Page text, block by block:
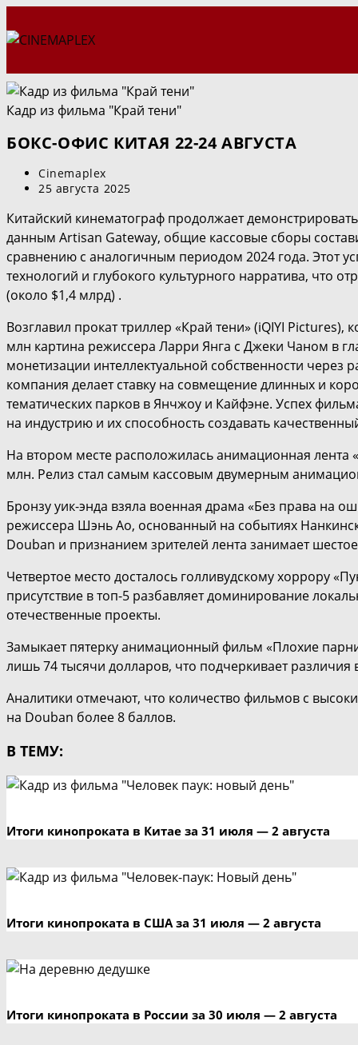
к
Кадр из фильма "Край тени"
БОКС-ОФИС КИТАЯ 22-24 АВГУСТА
Автор
записи:
Cinemaplex
Запись
25 августа 2025
Китайский кинематограф продолжает
данным Artisan Gateway, общие кассовые сборы
сравнению с аналогичным периодом 2024 года. Этот
технологий и глубокого культурного нарратива, что
(около $1,4 млрд) .
Возглавил прокат триллер «Край тени» (iQIYI
млн картина режиссера Ларри Янга с Джеки Чаном в
монетизации интеллектуальной собственности
компания делает ставку на совмещение длинных и
тематических парков в Янчжоу и Кайфэне. Успех
на индустрию и их способность создавать
На втором месте расположилась анимационная
млн. Релиз стал самым кассовым двумерным
Бронзу уик-энда взяла военная драма «Без права на
режиссера Шэнь Ао, основанный на событиях
Douban и признанием зрителей лента занимает
Четвертое место досталось голливудскому хоррору
присутствие в топ-5 разбавляет доминирование
отечественные проекты.
Замыкает пятерку анимационный фильм «Плохие
лишь 74 тысячи долларов, что подчеркивает различия
Аналитики отмечают, что количество фильмов с
на Douban более 8 баллов.
В ТЕМУ:
Итоги кинопроката в Китае за 31 июля — 2 августа
Итоги кинопроката в США за 31 июля — 2 августа
Итоги кинопроката в России за 30 июля — 2 августа